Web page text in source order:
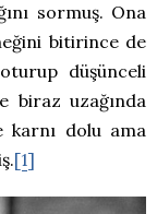
sormuş. Ona
bitirince de
düşünceli
biraz uzağında
karnı dolu ama
[1]